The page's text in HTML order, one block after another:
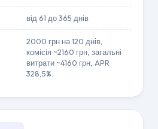
від 61 до 365 днів
2000 грн на 120 днів,
комісія ~2160 грн, загальні
витрати ~4160 грн, APR
328,5%.